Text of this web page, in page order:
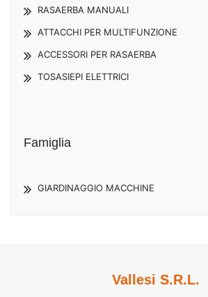
RASAERBA MANUALI
ATTACCHI PER MULTIFUNZIONE
ACCESSORI PER RASAERBA
TOSASIEPI ELETTRICI
Famiglia
GIARDINAGGIO MACCHINE
Vallesi S.R.L.